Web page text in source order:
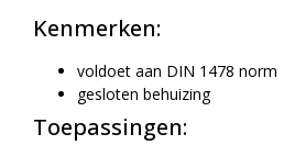
Kenmerken:
voldoet aan DIN 1478 norm
gesloten behuizing
Toepassingen: